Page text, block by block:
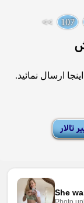
107
>>
ارسال نمائید.
Sexy